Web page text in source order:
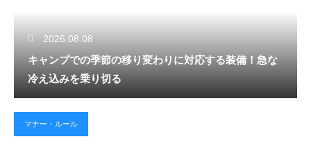
2026.08.08
キャンプでの季節の移り変わりに対応する装備！急な
冷え込みを乗り切る
マナー・ルール